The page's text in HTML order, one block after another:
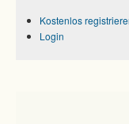
Kostenlos
Login